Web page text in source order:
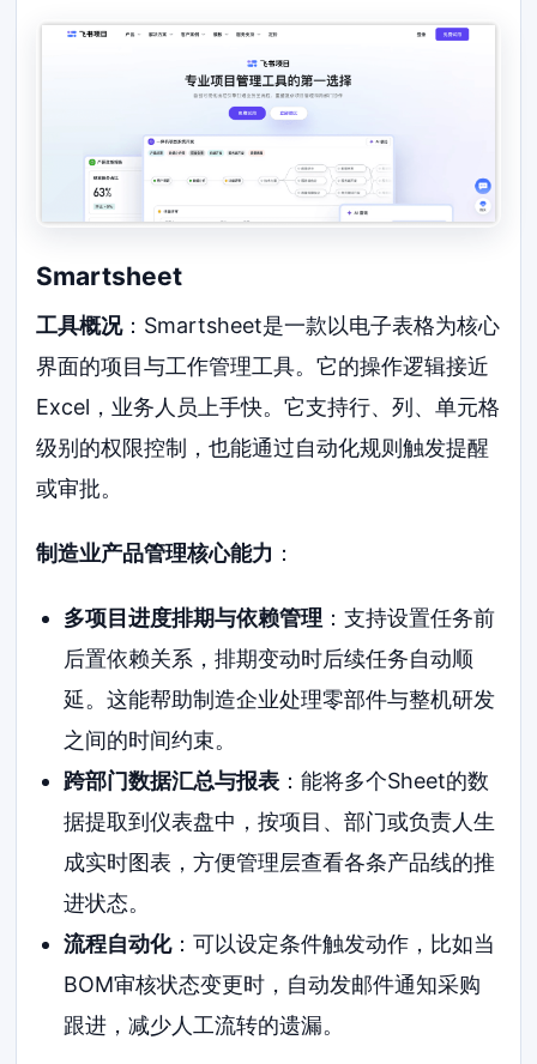
Smartsheet
工具概况：Smartsheet是一款以电子表格为核心
界面的项目与工作管理工具。它的操作逻辑接近
Excel，业务人员上手快。它支持行、列、单元格
级别的权限控制，也能通过自动化规则触发提醒
或审批。
制造业产品管理核心能力 ：
多项目进度排期与依赖管理 ：支持设置任务前
后置依赖关系，排期变动时后续任务自动顺
延。这能帮助制造企业处理零部件与整机研发
之间的时间约束。
跨部门数据汇总与报表：能将多个Sheet的数
据提取到仪表盘中，按项目、部门或负责人生
成实时图表，方便管理层查看各条产品线的推
进状态。
流程自动化：可以设定条件触发动作，比如当
BOM审核状态变更时，自动发邮件通知采购
跟进，减少人工流转的遗漏。